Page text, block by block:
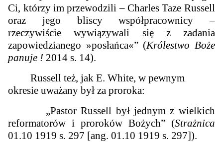
Ci, którzy im przewodzili – Charles Taze Russell
oraz jego bliscy współpracownicy –
rzeczywiście wywiązywali się z zadania
zapowiedzianego »posłańca«” (Królestwo Boże
panuje ! 2014 s. 14).
Russell też, jak E. White, w pewnym
okresie uważany był za proroka:
„Pastor Russell był jednym z wielkich
reformatorów i proroków Bożych” (Strażnica
01.10 1919 s. 297 [ang. 01.10 1919 s. 297]).